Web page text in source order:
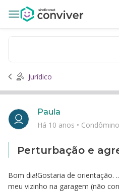
Jurídico
Perturbação e
Bom dia!Gostaria de orientação.
meu vizinho na garagem (não
Paula
Há 10 anos •